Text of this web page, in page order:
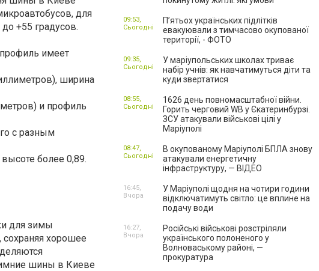
для
+55 градусов.
имеет
ширина
и профиль
с разным
более 0,89.
для зимы
хорошее
шины в Киеве
П’ятьох українських підлітків
евакуювали з тимчасово окупованої
території, - ФОТО
09:53,
Сьогодні
У маріупольських школах триває
набір учнів: як навчатимуться діти та
куди звертатися
09:35,
Сьогодні
1626 день повномасштабної війни.
Горить черговий WB у Єкатеринбурзі.
ЗСУ атакували військові цілі у
Маріуполі
08:55,
Сьогодні
В окупованому Маріуполі БПЛА знову
атакували енергетичну
інфраструктуру, — ВІДЕО
08:47,
Сьогодні
У Маріуполі щодня на чотири години
відключатимуть світло: це вплине на
подачу води
16:45,
Вчора
Російські військові розстріляли
українського полоненого у
Волноваському районі, —
прокуратура
16:27,
Вчора